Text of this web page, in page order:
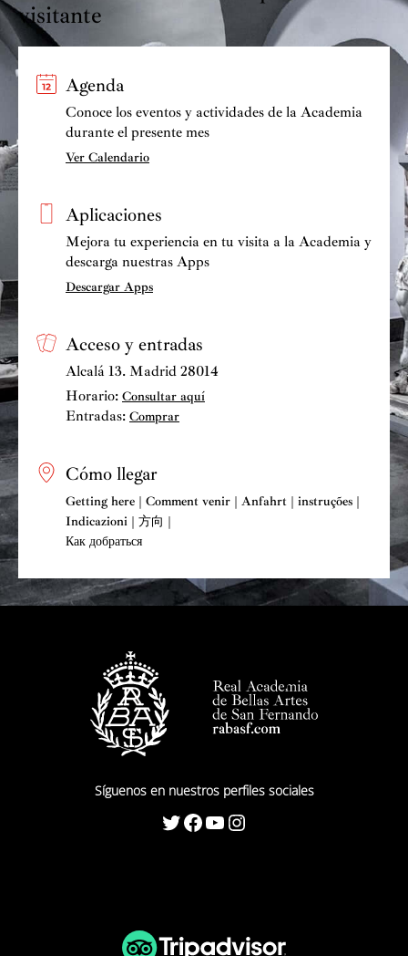
visitante
Agenda
Conoce los eventos y actividades de la Academia
durante el presente mes
Ver Calendario
Aplicaciones
Mejora tu experiencia en tu visita a la Academia y
descarga nuestras Apps
Descargar Apps
Acceso y entradas
Alcalá 13. Madrid 28014
Horario: Consultar aquí
Entradas: Comprar
Cómo llegar
Getting here | Comment venir | Anfahrt | instruções |
Indicazioni | 方向 |
Как добраться
Síguenos en nuestros perfiles sociales
Twitter Facebook YouTube Instagram